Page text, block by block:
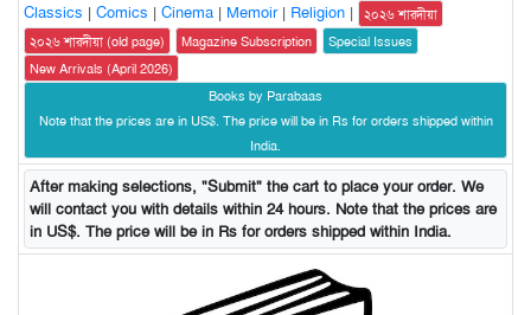
Classics | Comics | Cinema | Memoir| Religion |
২০২৬ শারদীয়া
২০২৬ শারদীয়া (old page)
Magazine Subscription
Special Issues
New Arrivals (April 2026)
Books by Parabaas
Note that the prices are in US$. The price will be in Rs for orders shipped within
India.
After making selections, "Submit" the cart to place your order. We
will contact you with details within 24 hours. Note that the prices are
in US$. The price will be in Rs for orders shipped within India.